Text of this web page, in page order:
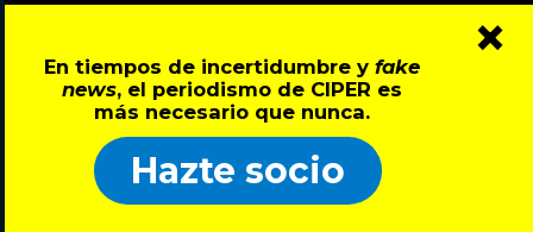
En tiempos de incertidumbre y fake
news, el periodismo de CIPER es
más necesario que nunca.
Hazte socio
×
Al Plebiscito
con CIPER